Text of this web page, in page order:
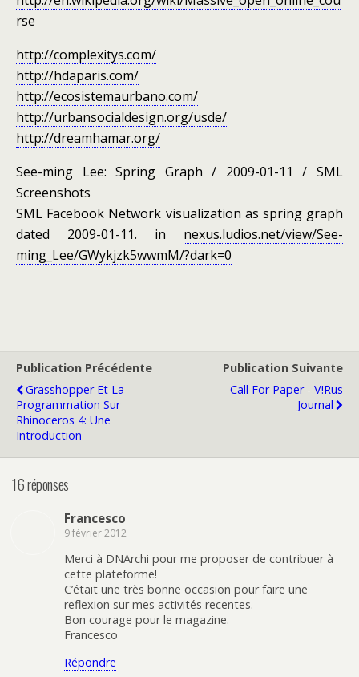
rse
http://complexitys.com/
http://hdaparis.com/
http://ecosistemaurbano.com/
http://urbansocialdesign.org/usde/
http://dreamhamar.org/
See-ming Lee: Spring Graph / 2009-01-11 / SML
Screenshots
SML Facebook Network visualization as spring graph
dated 2009-01-11. in nexus.ludios.net/view/See-
ming_Lee/GWykjzk5wwmM/?dark=0
Publication Précédente
Grasshopper Et La
Programmation Sur
Rhinoceros 4: Une
Introduction
Publication Suivante
Call For Paper - V!rus
Journal
16 réponses
Francesco
9 février 2012
Merci à DNArchi pour me proposer de contribuer à
cette plateforme!
C’était une très bonne occasion pour faire une
reflexion sur mes activités recentes.
Bon courage pour le magazine.
Francesco
Répondre